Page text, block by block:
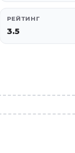
РЕЙТИНГ
3.5